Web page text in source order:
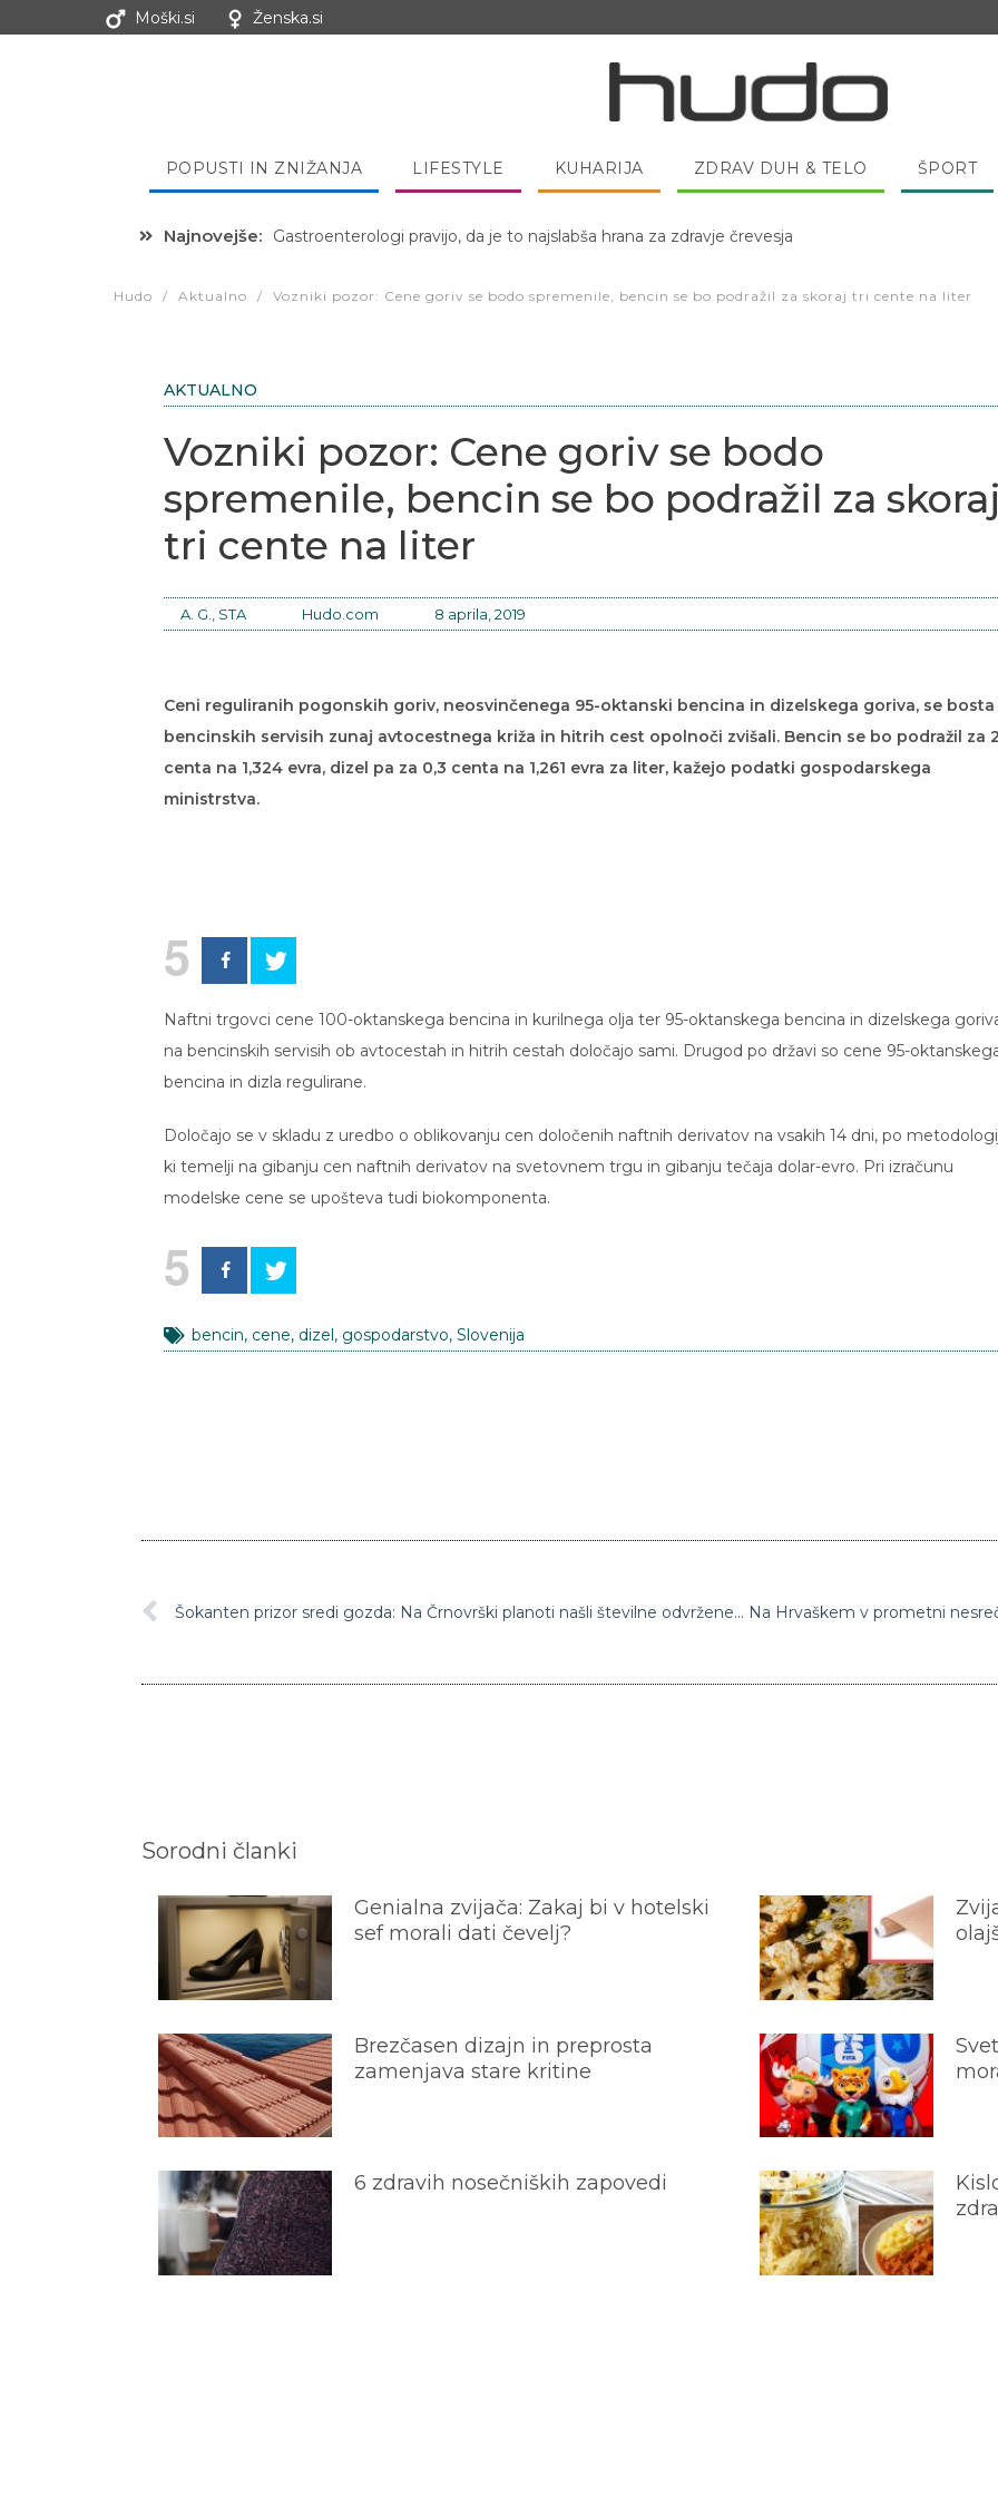
Moški.si Ženska.si
POPUSTI IN ZNIŽANJA LIFESTYLE KUHARIJA ZDRAV DUH & TELO ŠPORT
Najnovejše: Gastroenterologi pravijo, da je to najslabša hrana za zdravje črevesja
Hudo / Aktualno / Vozniki pozor: Cene goriv se bodo spremenile, bencin se bo podražil za skoraj tri cente na liter
AKTUALNO
Vozniki pozor: Cene goriv se bodo
spremenile, bencin se bo podražil za skoraj
tri cente na liter
A. G., STA Hudo.com 8 aprila, 2019
Ceni reguliranih pogonskih goriv, neosvinčenega 95-oktanski bencina in dizelskega goriva, se bosta
bencinskih servisih zunaj avtocestnega križa in hitrih cest opolnoči zvišali. Bencin se bo podražil za
centa na 1,324 evra, dizel pa za 0,3 centa na 1,261 evra za liter, kažejo podatki gospodarskega
ministrstva.
5
Naftni trgovci cene 100-oktanskega bencina in kurilnega olja ter 95-oktanskega bencina in dizelskega
na bencinskih servisih ob avtocestah in hitrih cestah določajo sami. Drugod po državi so cene 95-
bencina in dizla regulirane.
Določajo se v skladu z uredbo o oblikovanju cen določenih naftnih derivatov na vsakih 14 dni, po
ki temelji na gibanju cen naftnih derivatov na svetovnem trgu in gibanju tečaja dolar-evro. Pri izračunu
modelske cene se upošteva tudi biokomponenta.
5
bencin, cene, dizel, gospodarstvo, Slovenija
Šokanten prizor sredi gozda: Na Črnovrški planoti našli številne odvržene čevlje
Sorodni članki
Genialna zvijača: Zakaj bi v hotelski
sef morali dati čevelj?
Brezčasen dizajn in preprosta
zamenjava stare kritine
6 zdravih nosečniških zapovedi